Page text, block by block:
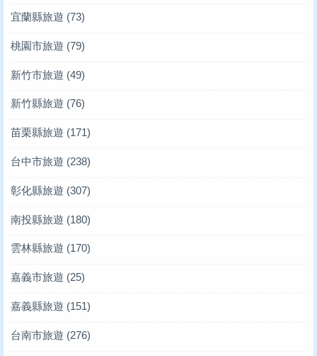
宜蘭縣旅遊 (73)
桃園市旅遊 (79)
新竹市旅遊 (49)
新竹縣旅遊 (76)
苗栗縣旅遊 (171)
台中市旅遊 (238)
彰化縣旅遊 (307)
南投縣旅遊 (180)
雲林縣旅遊 (170)
嘉義市旅遊 (25)
嘉義縣旅遊 (151)
台南市旅遊 (276)